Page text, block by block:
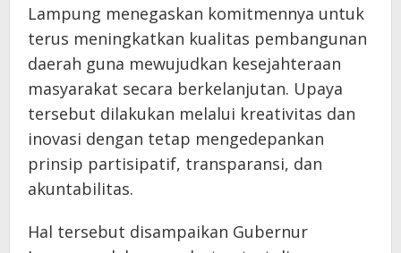
Lampung menegaskan komitmennya untuk
terus meningkatkan kualitas pembangunan
daerah guna mewujudkan kesejahteraan
masyarakat secara berkelanjutan. Upaya
tersebut dilakukan melalui kreativitas dan
inovasi dengan tetap mengedepankan
prinsip partisipatif, transparansi, dan
akuntabilitas.
Hal tersebut disampaikan Gubernur